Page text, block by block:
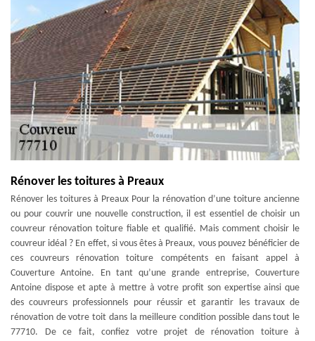
Rénover les toitures à Preaux
Rénover les toitures à Preaux Pour la rénovation d’une toiture ancienne
ou pour couvrir une nouvelle construction, il est essentiel de choisir un
couvreur rénovation toiture fiable et qualifié. Mais comment choisir le
couvreur idéal ? En effet, si vous êtes à Preaux, vous pouvez bénéficier de
ces couvreurs rénovation toiture compétents en faisant appel à
Couverture Antoine. En tant qu’une grande entreprise, Couverture
Antoine dispose et apte à mettre à votre profit son expertise ainsi que
des couvreurs professionnels pour réussir et garantir les travaux de
rénovation de votre toit dans la meilleure condition possible dans tout le
77710. De ce fait, confiez votre projet de rénovation toiture à